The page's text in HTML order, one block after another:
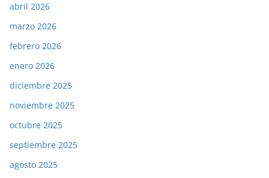
abril 2026
marzo 2026
febrero 2026
enero 2026
diciembre 2025
noviembre 2025
octubre 2025
septiembre 2025
agosto 2025